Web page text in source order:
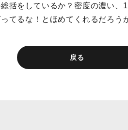
括をしているか？密度の濃い、
てるな！とほめてくれるだろう
戻る